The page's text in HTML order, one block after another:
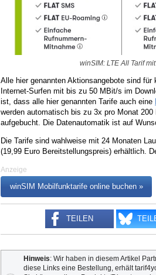
winSIM: LTE All Tarif
Alle hier genannten Aktionsangebote sind
Internet-Surfen mit bis zu 50 MBit/s im
ist, dass alle hier genannten Tarife auch eine
werden automatisch bis zu 3x pro Monat
aufgebucht. Die Datenautomatik ist auf
Die Tarife sind wahlweise mit 24 Monaten
(19,99 Euro Bereitstellungspreis) erhältlich.
Anzeige
winSIM Mobilfunktarife online buchen »
TEILEN
Hinweis: Wir haben in diesem Artikel
diese Links eine Bestellung, erhält